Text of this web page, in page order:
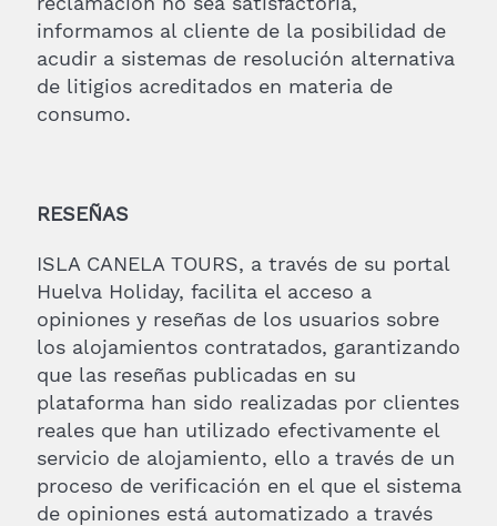
informamos al cliente de la posibilidad de
acudir a sistemas de resolución alternativa
de litigios acreditados en materia de
consumo.
RESEÑAS
ISLA CANELA TOURS, a través de su portal
Huelva Holiday, facilita el acceso a
opiniones y reseñas de los usuarios sobre
los alojamientos contratados, garantizando
que las reseñas publicadas en su
plataforma han sido realizadas por clientes
reales que han utilizado efectivamente el
servicio de alojamiento, ello a través de un
proceso de verificación en el que el sistema
de opiniones está automatizado a través